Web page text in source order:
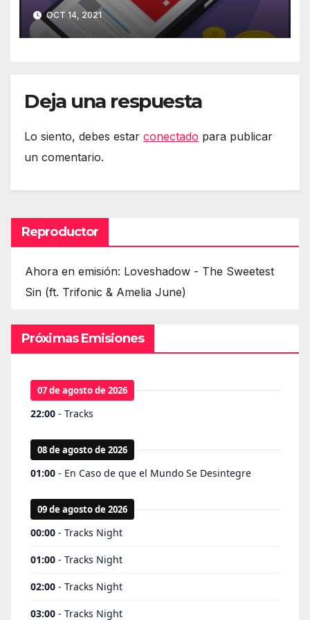
móvil
OCT 14, 2021
Deja una respuesta
Lo siento, debes estar conectado para publicar
un comentario.
Reproductor
Ahora en emisión: Loveshadow - The Sweetest
Sin (ft. Trifonic & Amelia June)
Próximas Emisiones